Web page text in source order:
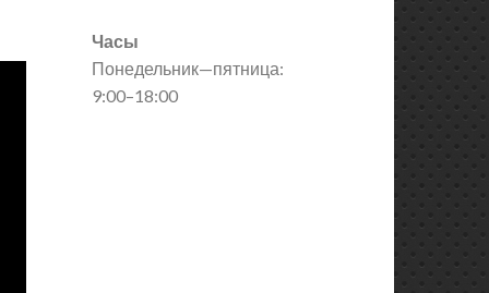
Часы
Понедельник—пятница:
9:00–18:00